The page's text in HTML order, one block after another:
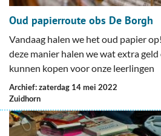
Oud papierroute obs De Borgh
Vandaag halen we het oud papier
deze manier halen we wat extra
kunnen kopen voor onze leerlingen
Archief: zaterdag 14 mei 2022
Zuidhorn